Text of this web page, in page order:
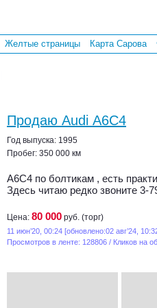
Желтые страницы Карта Сарова
Продаю Audi А6С4
Год выпуска: 1995
Пробег: 350 000 км
А6С4 по болтикам , есть
Здесь читаю редко звоните 3-
Цена: 80 000 руб. (торг)
11 июн’20, 00:24 [обновлено:02 авг’24,
Просмотров в ленте: 128806 / Кликов на